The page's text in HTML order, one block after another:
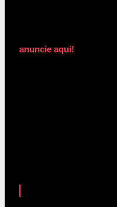
anuncie aqui!